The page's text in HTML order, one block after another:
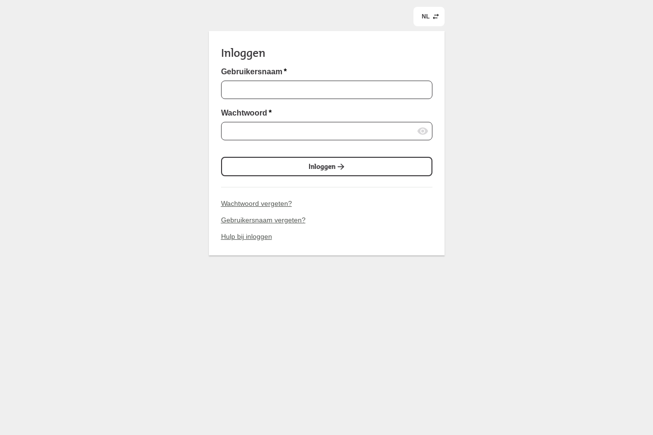
NL
Inloggen
Gebruikersnaam *
Wachtwoord *
Inloggen
Wachtwoord vergeten?
Gebruikersnaam vergeten?
Hulp bij inloggen